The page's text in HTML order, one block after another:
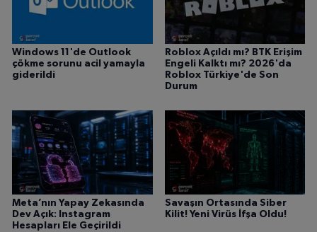
Windows 11'de Outlook
çökme sorunu acil yamayla
giderildi
Roblox Açıldı mı? BTK Erişim
Engeli Kalktı mı? 2026'da
Roblox Türkiye'de Son
Durum
Meta’nın Yapay Zekasında
Dev Açık: Instagram
Hesapları Ele Geçirildi
Savaşın Ortasında Siber
Kilit! Yeni Virüs İfşa Oldu!